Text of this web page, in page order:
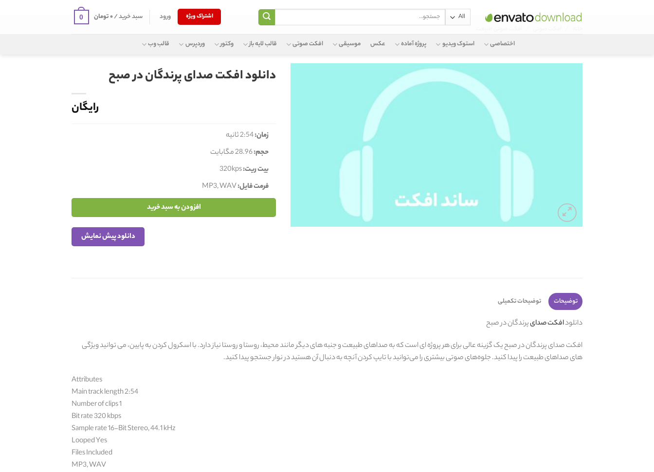
برای:
اشتراک ویژه ورود سبد خرید /۰تومان 0
اختصاصی استوک ویدیو پروژه آماده عکس موسیقی افکت صوتی قالب لایه باز وکتور وردپرس قالب وب
دانلود افکت صدای پرندگان در صبح
رایگان
زمان:2:54 ثانیه
حجم:28.96 مگابایت
بیت ریت:320kps
فرمت فایل:MP3, WAV
افزودن به سبد خرید
دانلود پیش نمایش
توضیحات توضیحات تکمیلی
دانلودافکت صدایپرندگان در صبح
افکت صدای پرندگان در صبح یک گزینه عالی برای هر پروژه ای است که به صداهای طبیعت و جنبه های دیگر مانند محیط، روستا و روستا نیاز دارد. با اسکرول کردن به پایین، می توانید ویژگی
های صداهای طبیعت را پیدا کنید. جلوه‌های صوتی بیشتری را می‌توانید با تایپ کردن آنچه به دنبال آن هستید در نوار جستجو پیدا کنید.
Attributes
Main track length 2:54
Number of clips 1
Bit rate 320 kbps
Sample rate 16-Bit Stereo, 44.1 kHz
Looped Yes
Files Included
MP3, WAV